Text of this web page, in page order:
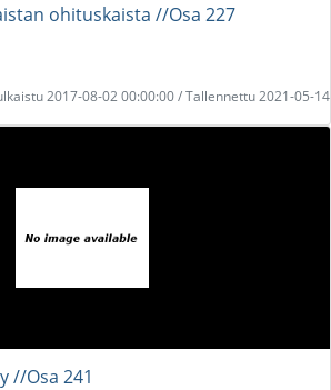
ohituskaista //Osa 227
2017-08-02 00:00:00 / Tallennettu 2021-05-14
//Osa 241